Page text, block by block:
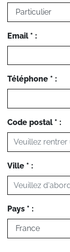
Email * :
Téléphone * :
Code postal * :
Ville * :
Pays * :